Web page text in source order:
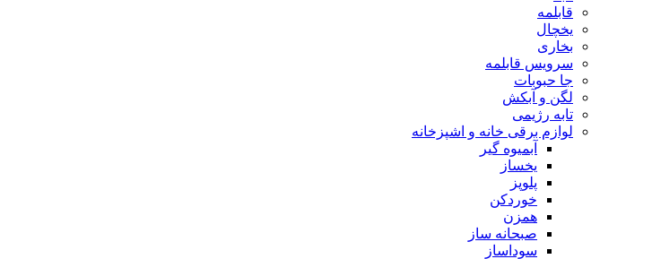
قابلمه
یخچال
بخاری
سرویس قابلمه
جا حبوبات
لگن و آبکش
تابه رژیمی
لوازم برقی خانه و اشپزخانه
آبمیوه گیر
یخساز
پلوپز
خوردکن
همزن
صبحانه ساز
سوداساز